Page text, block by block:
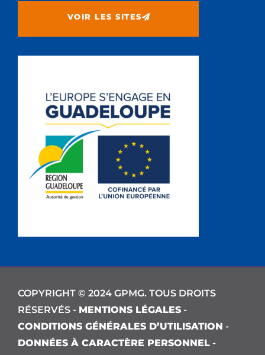
VOIR LES SITES
COPYRIGHT © 2024 GPMG. TOUS DROITS
RÉSERVÉS - MENTIONS LÉGALES -
CONDITIONS GÉNÉRALES D’UTILISATION -
DONNÉES À CARACTÈRE PERSONNEL -